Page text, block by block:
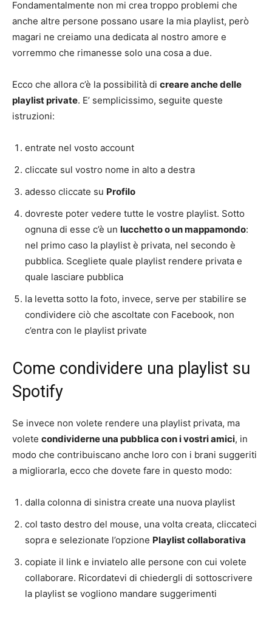
Fondamentalmente non mi crea troppo problemi che
anche altre persone possano usare la mia playlist, però
magari ne creiamo una dedicata al nostro amore e
vorremmo che rimanesse solo una cosa a due.
Ecco che allora c’è la possibilità di creare anche delle
playlist private. E’ semplicissimo, seguite queste
istruzioni:
entrate nel vosto account
cliccate sul vostro nome in alto a destra
adesso cliccate su Profilo
dovreste poter vedere tutte le vostre playlist. Sotto
ognuna di esse c’è un lucchetto o un mappamondo:
nel primo caso la playlist è privata, nel secondo è
pubblica. Scegliete quale playlist rendere privata e
quale lasciare pubblica
la levetta sotto la foto, invece, serve per stabilire se
condividere ciò che ascoltate con Facebook, non
c’entra con le playlist private
Come condividere una playlist su
Spotify
Se invece non volete rendere una playlist privata, ma
volete condividerne una pubblica con i vostri amici, in
modo che contribuiscano anche loro con i brani suggeriti
a migliorarla, ecco che dovete fare in questo modo:
dalla colonna di sinistra create una nuova playlist
col tasto destro del mouse, una volta creata, cliccateci
sopra e selezionate l’opzione Playlist collaborativa
copiate il link e inviatelo alle persone con cui volete
collaborare. Ricordatevi di chiedergli di sottoscrivere
la playlist se vogliono mandare suggerimenti